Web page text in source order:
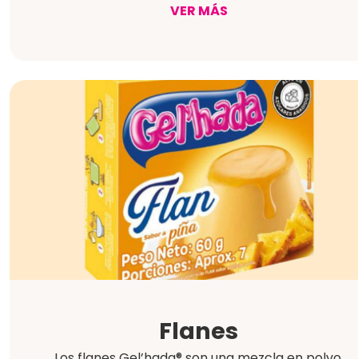
VER MÁS
Flanes